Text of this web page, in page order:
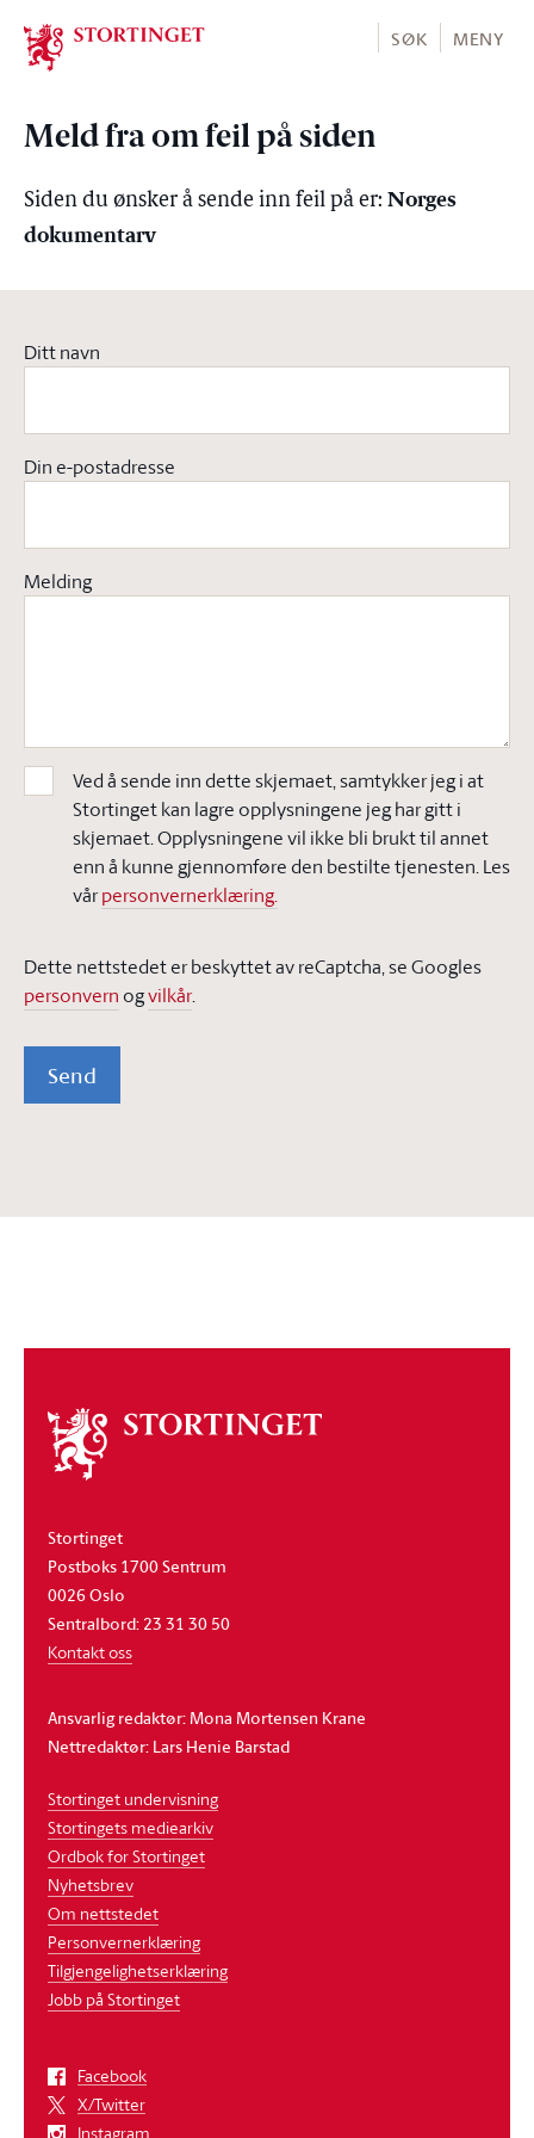
Stortinget.no
SØK MENY
Meld fra om feil på siden
Siden du ønsker å sende inn feil på er: Norges
dokumentarv
Ditt navn
Din e-postadresse
Melding
Ved å sende inn dette skjemaet, samtykker jeg i at
Stortinget kan lagre opplysningene jeg har gitt i
skjemaet. Opplysningene vil ikke bli brukt til annet
enn å kunne gjennomføre den bestilte tjenesten. Les
vårpersonvernerklæring.
Dette nettstedet er beskyttet av reCaptcha, se Googles
personvern ogvilkår.
Send
Om
stortinget
Stortinget
Postboks 1700 Sentrum
0026 Oslo
Sentralbord: 23 31 30 50
Kontakt oss
Ansvarlig redaktør: Mona Mortensen Krane
Nettredaktør: Lars Henie Barstad
Stortinget undervisning
Stortingets mediearkiv
Ordbok for Stortinget
Nyhetsbrev
Om nettstedet
Personvernerklæring
Tilgjengelighetserklæring
Jobb på Stortinget
Facebook
X/Twitter
Instagram